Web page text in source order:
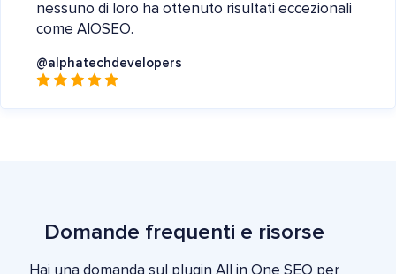
nessuno di loro ha ottenuto risultati eccezionali
come AIOSEO.
@alphatechdevelopers
Domande frequenti e risorse